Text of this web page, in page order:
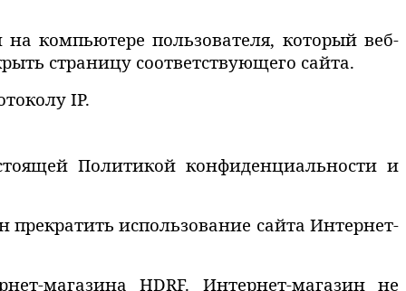
компьютере пользователя, который веб-
страницу соответствующего сайта.
IP.
Политикой конфиденциальности и
использование сайта Интернет-
магазина HDRF. Интернет-магазин не